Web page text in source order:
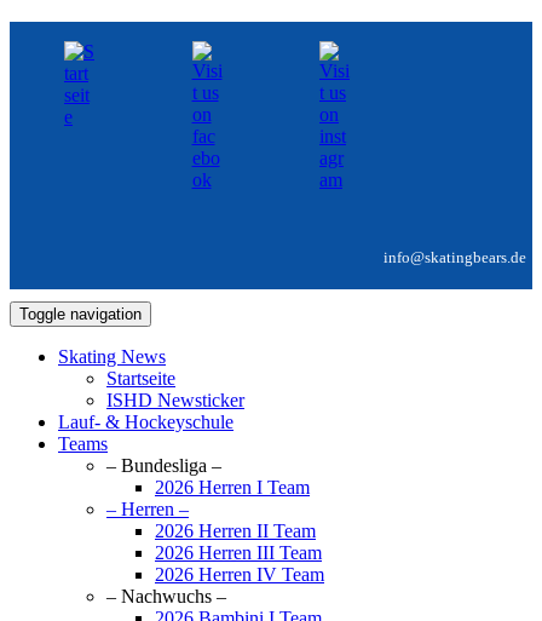
info@skatingbears.de
Toggle navigation
Skating News
Startseite
ISHD Newsticker
Lauf- & Hockeyschule
Teams
– Bundesliga –
2026 Herren I Team
– Herren –
2026 Herren II Team
2026 Herren III Team
2026 Herren IV Team
– Nachwuchs –